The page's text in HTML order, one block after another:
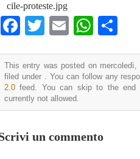
cile-proteste.jpg
Facebook
TwitterEmail
This entry was posted on
filed under . You can follow any
2.0 feed. You can skip to the end
currently not allowed.
un commento